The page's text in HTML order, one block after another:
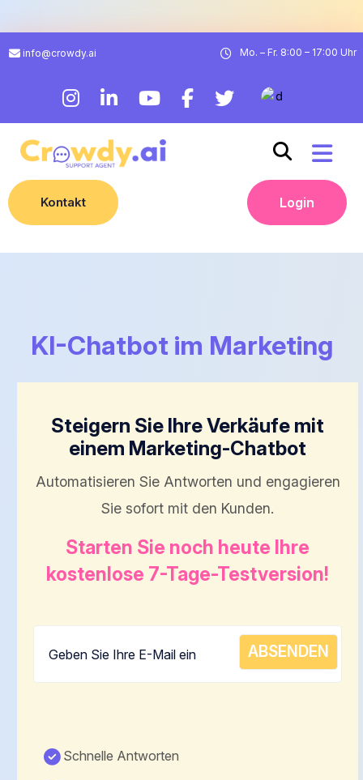
info@crowdy.ai Mo. – Fr. 8:00 – 17:00 Uhr
Kontakt Login
KI-Chatbot im Marketing
Steigern Sie Ihre Verkäufe mit
einem Marketing-Chatbot
Automatisieren Sie Antworten und engagieren
Sie sofort mit den Kunden.
Starten Sie noch heute Ihre
kostenlose 7-Tage-Testversion!
Schnelle Antworten